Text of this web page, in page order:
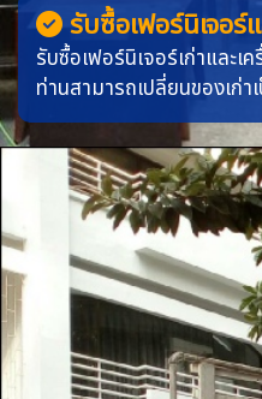
รับซื้อเฟอร์นิเจอร์
รับซื้อเฟอร์นิเจอร์เก่าและเ
ท่านสามารถเปลี่ยนของเก่า